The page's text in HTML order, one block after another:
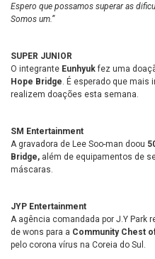
Espero que possamos superar as
Somos um.”
SUPER JUNIOR
O integrante Eunhyukfez uma
Hope Bridge. É esperado que mais
realizem doações esta semana.
SM Entertainment
A gravadora de Lee Soo-man doou
Bridge, além de equipamentos de
máscaras.
JYP Entertainment
A agência comandada por J.Y Park
de wons para a Community Chest
pelo corona vírus na Coreia do Sul.